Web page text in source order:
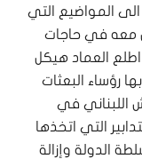
المواضيع التي
معه في حاجات
اطلع العماد هيكل
رؤساء البعثات
اللبناني في
التي اتخذها
الدولة وإزالة